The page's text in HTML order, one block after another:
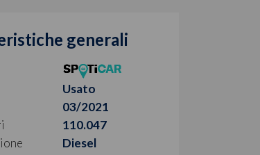
generali
Usato
03/2021
110.047
Diesel